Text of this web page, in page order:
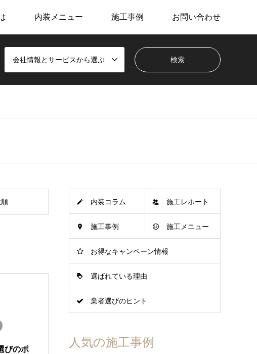
内装メニュー 施工事例 お問い合わせ
会社情報とサービスから選ぶ
びのポ
内装コラム 施工レポート
施工事例 施工メニュー
お得なキャンペーン情報
選ばれている理由
業者選びのヒント
人気の施工事例